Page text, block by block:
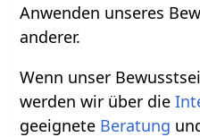
Anwenden unseres
anderer.
Wenn unser
werden wir über die
geeignete Beratung